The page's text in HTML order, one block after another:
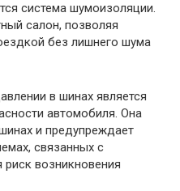
система шумоизоляции.
салон, позволяя
без лишнего шума
в шинах является
автомобиля. Она
и предупреждает
связанных с
возникновения